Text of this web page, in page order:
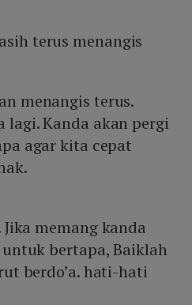
terus menangis
menangis terus.
lagi. Kanda akan pergi
agar kita cepat
memang kanda
bertapa, Baiklah
berdo’a. hati-hati